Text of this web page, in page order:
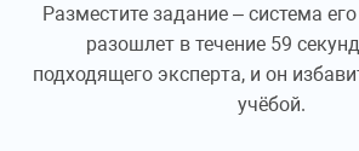
Разместите задание – система
разошлет в течение 59
подходящего эксперта, и он
учёбой.